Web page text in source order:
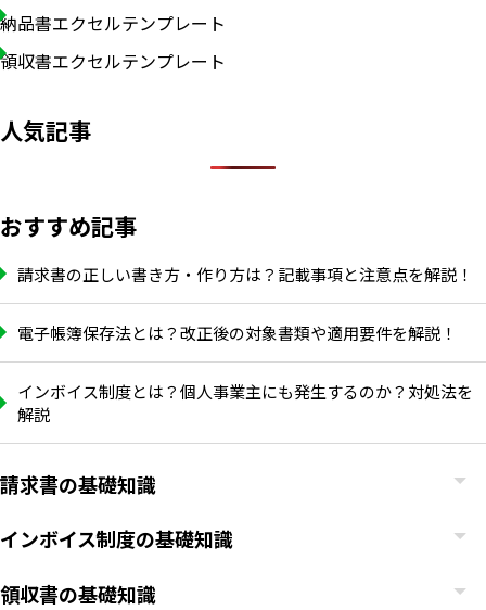
納品書エクセルテンプレート
領収書エクセルテンプレート
人気記事
おすすめ記事
請求書の正しい書き方・作り方は？記載事項と注意点を解説！
電子帳簿保存法とは？改正後の対象書類や適用要件を解説！
インボイス制度とは？個人事業主にも発生するのか？対処法を
解説
請求書の基礎知識
インボイス制度の基礎知識
領収書の基礎知識